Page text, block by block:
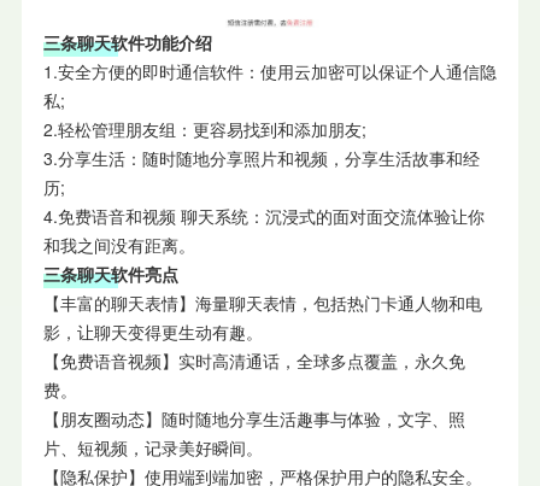
三条聊天软件功能介绍
1.安全方便的即时通信软件：使用云加密可以保证个人通信隐
私;
2.轻松管理朋友组：更容易找到和添加朋友;
3.分享生活：随时随地分享照片和视频，分享生活故事和经
历;
4.免费语音和视频 聊天系统：沉浸式的面对面交流体验让你
和我之间没有距离。
三条聊天软件亮点
【丰富的聊天表情】海量聊天表情，包括热门卡通人物和电
影，让聊天变得更生动有趣。
【免费语音视频】实时高清通话，全球多点覆盖，永久免
费。
【朋友圈动态】随时随地分享生活趣事与体验，文字、照
片、短视频，记录美好瞬间。
【隐私保护】使用端到端加密，严格保护用户的隐私安全。